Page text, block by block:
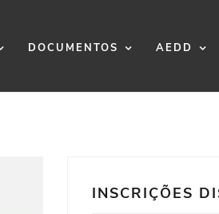
DOCUMENTOS AEDD
INSCRIÇÕES